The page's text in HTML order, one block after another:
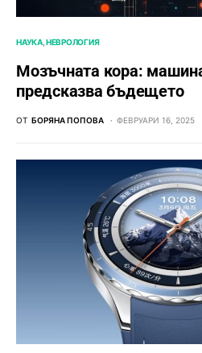
НАУКА НЕВРОЛОГИЯ
Мозъчната кора:
предсказва бъдещето
ОТ БОРЯНА ПОПОВА ФЕВРУАРИ 16, 2025